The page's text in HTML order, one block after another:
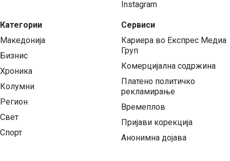
Категории
Македонија
Бизнис
Хроника
Колумни
Регион
Свет
Спорт
Instagram
Сервиси
Кариера во Експрес Медиа
Груп
Комерцијална содржина
Платено политичко
рекламирање
Времеплов
Пријави корекција
Анонимна дојава